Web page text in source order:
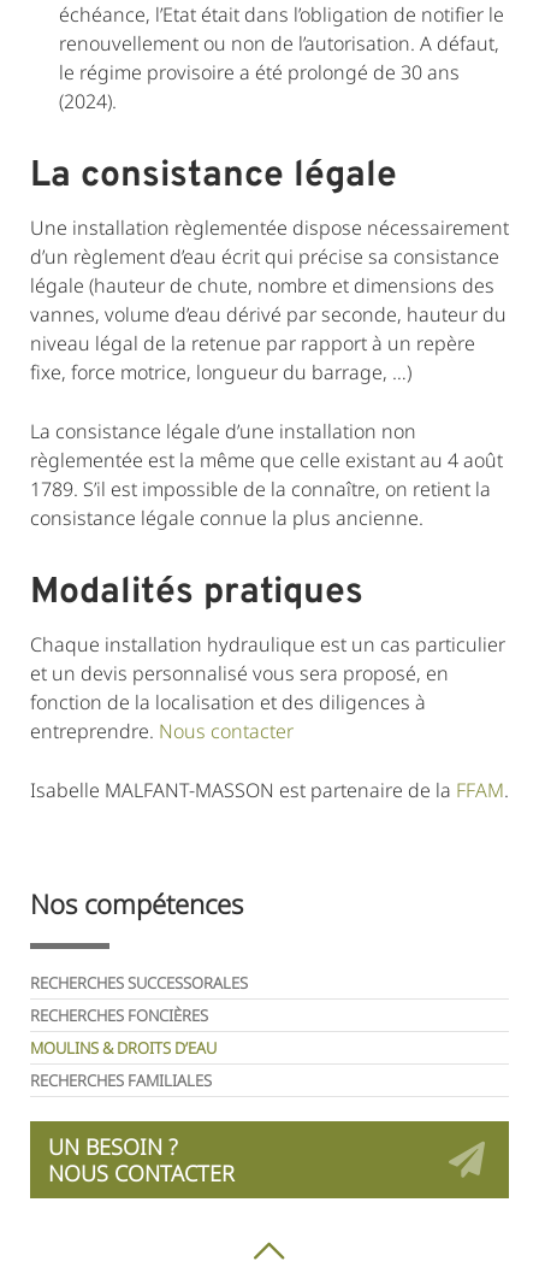
échéance, l’Etat était dans l’obligation de notifier le
renouvellement ou non de l’autorisation. A défaut,
le régime provisoire a été prolongé de 30 ans
(2024).
La consistance légale
Une installation règlementée dispose nécessairement
d’un règlement d’eau écrit qui précise sa consistance
légale (hauteur de chute, nombre et dimensions des
vannes, volume d’eau dérivé par seconde, hauteur du
niveau légal de la retenue par rapport à un repère
fixe, force motrice, longueur du barrage, …)
La consistance légale d’une installation non
règlementée est la même que celle existant au 4 août
1789. S’il est impossible de la connaître, on retient la
consistance légale connue la plus ancienne.
Modalités pratiques
Chaque installation hydraulique est un cas particulier
et un devis personnalisé vous sera proposé, en
fonction de la localisation et des diligences à
entreprendre. Nous contacter
Isabelle MALFANT-MASSON est partenaire de la FFAM.
Nos compétences
RECHERCHES SUCCESSORALES
RECHERCHES FONCIÈRES
MOULINS & DROITS D’EAU
RECHERCHES FAMILIALES
UN BESOIN ?
NOUS CONTACTER